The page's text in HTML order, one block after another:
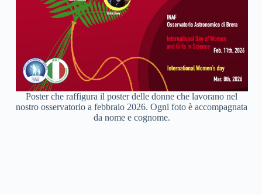
Poster che raffigura il poster delle donne che lavorano nel
nostro osservatorio a febbraio 2026. Ogni foto è accompagnata
da nome e cognome.